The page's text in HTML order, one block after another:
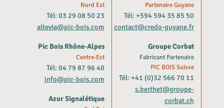
Nord Est
Tél: 03 29 08 50 23
altevia@pic-bois.com
Pic Bois Rhône-Alpes
Centre-Est
Tél: 04 79 87 96 40
info@pic-bois.com
Azur Signalétique
Partenaire Guyane
Tél: +594 594 35 85 50
contact@credo-guyane.fr
Groupe Corbat
Fabricant Partenaire
PIC BOIS Suisse
Tél: +41 (0)32 566 70 11
s.berthet@groupe-
corbat.ch